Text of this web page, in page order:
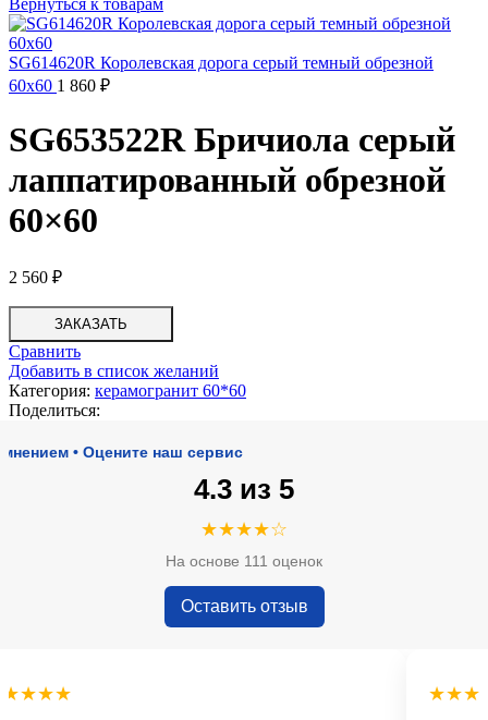
Вернуться к товарам
SG614620R Королевская дорога серый темный обрезной
60х60 1 860 ₽
SG653522R Бричиола серый
лаппатированный обрезной
60×60
2 560 ₽
ЗАКАЗАТЬ
Сравнить
Добавить в список желаний
Категория: керамогранит 60*60
Поделиться:
• Оцените наш сервис
4.3 из 5
★★★★☆
На основе 111 оценок
Оставить отзыв
★★★★★